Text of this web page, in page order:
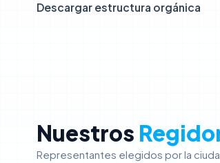
Descargar estructura orgánica
Nuestros
Representantes elegidos por la